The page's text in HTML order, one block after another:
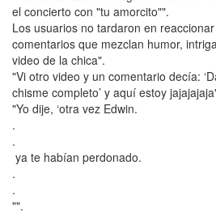
el concierto con "tu amorcito"".
Los usuarios no tardaron en
comentarios que mezclan humor,
video de la chica".
"Vi otro video y un comentario decía:
chisme completo’ y aquí estoy
"Yo dije, ‘otra vez Edwin.
.
.
ya te habían perdonado.
.
.
"".